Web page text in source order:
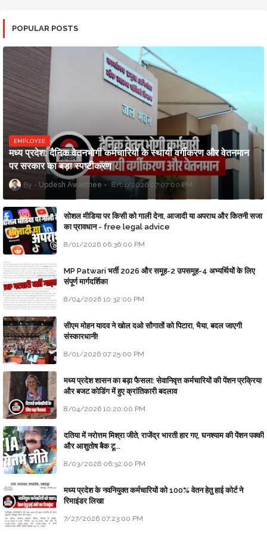
POPULAR POSTS
EMPLOYEE
मध्य प्रदेश: दैनिक वेतनभोगी कर्मचारियों के स्थायी वर्गीकरण और वेतनमान
पर सरकार का बड़ा स्पष्टीकरण
Updesh Awasthee 8/01/2026 07:07:00 PM
सोशल मीडिया पर किसी को गाली देना, आजादी या अपराध और कितनी सजा
का प्रावधान - free legal advice
8/01/2026 06:36:00 PM
MP Patwari भर्ती 2026 और समूह-2 उपसमूह-4 अभ्यर्थियों के लिए
संपूर्ण मार्गदर्शिका
8/04/2026 10:32:00 PM
सीएम मोहन यादव ने खोल दओ सौगातों को पिटारा, भैया, बदल जाएगी
संस्कारधानी!
8/01/2026 07:25:00 PM
मध्य प्रदेश शासन का बड़ा फैसला: सेवानिवृत्त कर्मचारियों की पेंशन प्रक्रिया
और बजट कोडिंग में हुए क्रांतिकारी बदलाव
8/04/2026 10:20:00 PM
दतिया में नरोत्तम मिश्रा जीते, राजेंद्र भारती हार गए, घनश्याम की पेंशन पक्की
और आशुतोष बैक टू...
8/03/2026 06:32:00 PM
मध्य प्रदेश के नवनियुक्त कर्मचारियों को 100% वेतन हेतु हाई कोर्ट ने
रिमाइंडर लिखा
7/27/2026 07:23:00 PM